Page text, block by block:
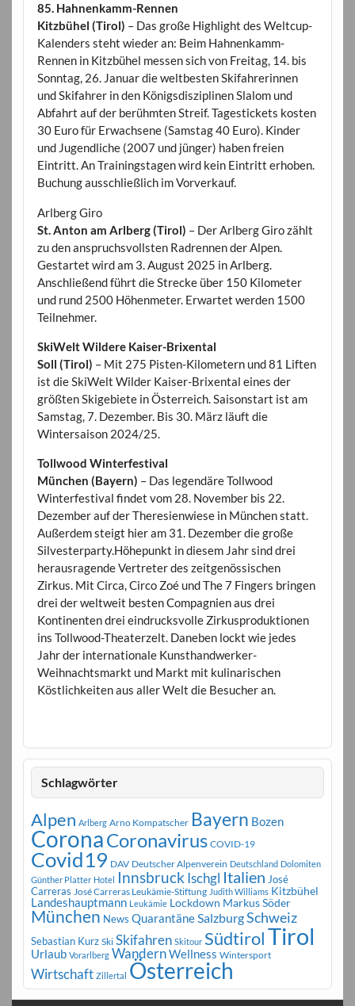
85. Hahnenkamm-Rennen
Kitzbühel (Tirol) – Das große Highlight des Weltcup-
Kalenders steht wieder an: Beim Hahnenkamm-
Rennen in Kitzbühel messen sich von Freitag, 14. bis
Sonntag, 26. Januar die weltbesten Skifahrerinnen
und Skifahrer in den Königsdisziplinen Slalom und
Abfahrt auf der berühmten Streif. Tagestickets kosten
30 Euro für Erwachsene (Samstag 40 Euro). Kinder
und Jugendliche (2007 und jünger) haben freien
Eintritt. An Trainingstagen wird kein Eintritt erhoben.
Buchung ausschließlich im Vorverkauf.
Arlberg Giro
St. Anton am Arlberg (Tirol) – Der Arlberg Giro zählt
zu den anspruchsvollsten Radrennen der Alpen.
Gestartet wird am 3. August 2025 in Arlberg.
Anschließend führt die Strecke über 150 Kilometer
und rund 2500 Höhenmeter. Erwartet werden 1500
Teilnehmer.
SkiWelt Wildere Kaiser-Brixental
Soll (Tirol) – Mit 275 Pisten-Kilometern und 81 Liften
ist die SkiWelt Wilder Kaiser-Brixental eines der
größten Skigebiete in Österreich. Saisonstart ist am
Samstag, 7. Dezember. Bis 30. März läuft die
Wintersaison 2024/25.
Tollwood Winterfestival
München (Bayern) – Das legendäre Tollwood
Winterfestival findet vom 28. November bis 22.
Dezember auf der Theresienwiese in München statt.
Außerdem steigt hier am 31. Dezember die große
Silvesterparty.Höhepunkt in diesem Jahr sind drei
herausragende Vertreter des zeitgenössischen
Zirkus. Mit Circa, Circo Zoé und The 7 Fingers bringen
drei der weltweit besten Compagnien aus drei
Kontinenten drei eindrucksvolle Zirkusproduktionen
ins Tollwood-Theaterzelt. Daneben lockt wie jedes
Jahr der internationale Kunsthandwerker-
Weihnachtsmarkt und Markt mit kulinarischen
Köstlichkeiten aus aller Welt die Besucher an.
Schlagwörter
Alpen Arlberg Arno Kompatscher Bayern Bozen
CoronaCoronavirus COVID-19
Covid19 DAV Deutscher Alpenverein Deutschland Dolomiten
Günther Platter Hotel Innsbruck Ischgl Italien José
Carreras José Carreras Leukämie-Stiftung Judith Williams Kitzbühel
Landeshauptmann Leukämie Lockdown Markus Söder
München News Quarantäne SalzburgSchweiz
Sebastian Kurz Ski Skifahren Skitour SüdtirolTirol
Urlaub Vorarlberg WandernWellness Wintersport
Wirtschaft Zillertal Österreich